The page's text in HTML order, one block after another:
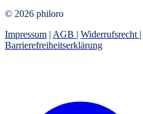
© 2026 philoro
Impressum | AGB | Widerrufsrecht |
Barrierefreiheitserklärung